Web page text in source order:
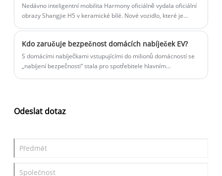
jedná o novou barvu pro i8. Navíc bude vozidlo vybaveno novými
sedadly a bude obsahovat změny ve vzoru šití.
Nedávno inteligentní mobilita Harmony oficiálně vydala oficiální
obrazy Shangjie H5 v keramické bílé. Nové vozidlo, které je
25. srpna, debutuje oficiálním debutem spotřebitelům na
autosalonu v Chengdu v roce 2025, která zahájí 29. srpna a
dokončí své spuštění a doručení do září.
Kdo zaručuje bezpečnost domácích nabíječek EV?
S domácími nabíječkami vstupujícími do milionů domácností se
„nabíjení bezpečnosti“ stala pro spotřebitele hlavním
zaručit bezpečnost nabíjení domů? To se stalo klíčovou otázkou
na cestě k rozsáhlému přijetí nové energie.
Odeslat dotaz